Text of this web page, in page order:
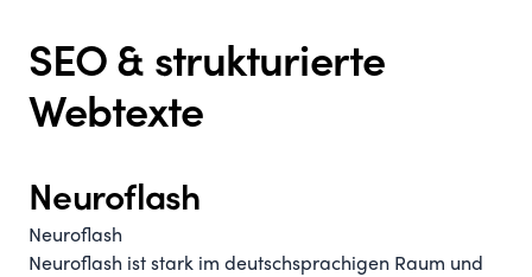
SEO & strukturierte
Webtexte
Neuroflash
Neuroflash
Neuroflash ist stark im deutschsprachigen Raum und